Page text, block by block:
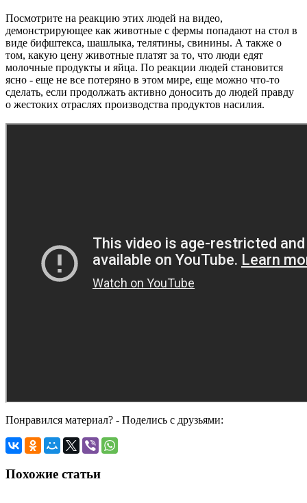
Посмотрите на реакцию этих людей на видео,
демонстрирующее как животные с фермы попадают на стол в
виде бифштекса, шашлыка, телятины, свинины. А также о
том, какую цену животные платят за то, что люди едят
молочные продукты и яйца. По реакции людей становится
ясно - еще не все потеряно в этом мире, еще можно что-то
сделать, если продолжать активно доносить до людей правду
о жестоких отраслях производства продуктов насилия.
Понравился материал? - Поделись с друзьями:
Похожие статьи